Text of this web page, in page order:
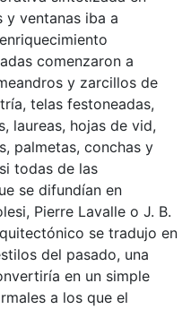
y ventanas iba a
comenzaron a
y zarcillos de
telas festoneadas,
laureas, hojas de vid,
palmetas, conchas y
todas de las
se difundían en
Pierre Lavalle o J. B.
se tradujo en
del pasado, una
en un simple
a los que el